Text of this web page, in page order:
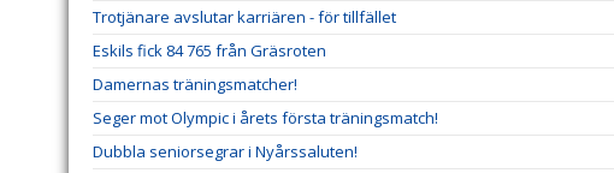
Trotjänare avslutar karriären - för tillfället
Eskils fick 84 765 från Gräsroten
Damernas träningsmatcher!
Seger mot Olympic i årets första träningsmatch!
Dubbla seniorsegrar i Nyårssaluten!